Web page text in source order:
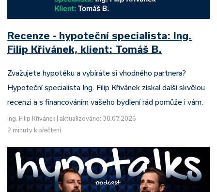
Recenze - hypoteční specialista: Ing.
Filip Křivánek, klient: Tomáš B.
Zvažujete hypotéku a vybíráte si vhodného partnera?
Hypoteční specialista Ing. Filip Křivánek získal další skvělou
recenzi a s financováním vašeho bydlení rád pomůže i vám.
Ing. Filip Křivánek
aktualizováno: 30.07.2026
2 minuty k přečtení